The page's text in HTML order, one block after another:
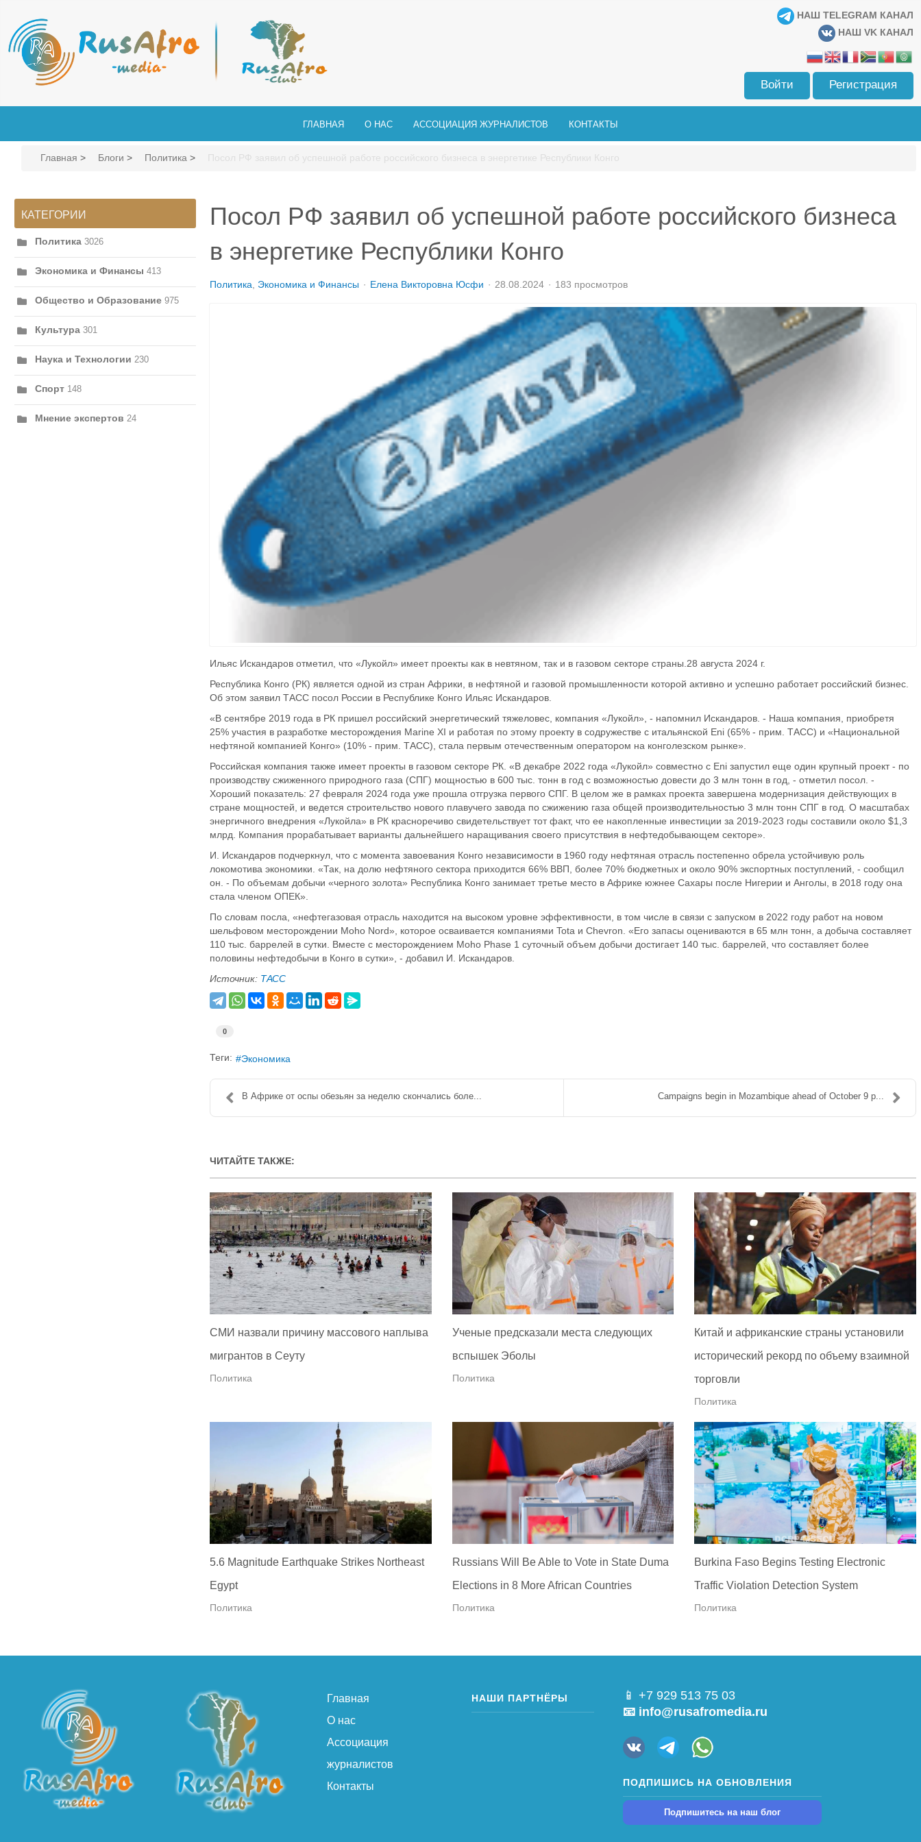
НАШ TELEGRAM КАНАЛ
НАШ VK КАНАЛ
Войти Регистрация
ГЛАВНАЯ О НАС АССОЦИАЦИЯ ЖУРНАЛИСТОВ КОНТАКТЫ
Главная > Блоги > Политика > Посол РФ заявил об успешной работе российского бизнеса в энергетике Республики Конго
КАТЕГОРИИ
Политика 3026
Экономика и Финансы 413
Общество и Образование 975
Культура 301
Наука и Технологии 230
Спорт 148
Мнение экспертов 24
Посол РФ заявил об успешной работе российского бизнеса
в энергетике Республики Конго
Политика Экономика и Финансы Елена Викторовна Юсфи 28.08.2024 183 просмотров
Ильяс Искандаров отметил, что «Лукойл» имеет проекты как в невтяном, так и в газовом секторе страны.28 августа 2024 г.
Республика Конго (РК) является одной из стран Африки, в нефтяной и газовой промышленности которой активно и успешно работает российский бизнес.
Об этом заявил ТАСС посол России в Республике Конго Ильяс Искандаров.
«В сентябре 2019 года в РК пришел российский энергетический тяжеловес, компания «Лукойл», - напомнил Искандаров. - Наша компания, приобретя
25% участия в разработке месторождения Marine XI и работая по этому проекту в содружестве с итальянской Eni (65% - прим. ТАСС) и «Национальной
нефтяной компанией Конго» (10% - прим. ТАСС), стала первым отечественным оператором на конголезском рынке».
Российская компания также имеет проекты в газовом секторе РК. «В декабре 2022 года «Лукойл» совместно с Eni запустил еще один крупный проект - по
производству сжиженного природного газа (СПГ) мощностью в 600 тыс. тонн в год с возможностью довести до 3 млн тонн в год, - отметил посол. -
Хороший показатель: 27 февраля 2024 года уже прошла отгрузка первого СПГ. В целом же в рамках проекта завершена модернизация действующих в
стране мощностей, и ведется строительство нового плавучего завода по сжижению газа общей производительностью 3 млн тонн СПГ в год. О масштабах
энергичного внедрения «Лукойла» в РК красноречиво свидетельствует тот факт, что ее накопленные инвестиции за 2019-2023 годы составили около $1,3
млрд. Компания прорабатывает варианты дальнейшего наращивания своего присутствия в нефтедобывающем секторе».
И. Искандаров подчеркнул, что с момента завоевания Конго независимости в 1960 году нефтяная отрасль постепенно обрела устойчивую роль
локомотива экономики. «Так, на долю нефтяного сектора приходится 66% ВВП, более 70% бюджетных и около 90% экспортных поступлений, - сообщил
он. - По объемам добычи «черного золота» Республика Конго занимает третье место в Африке южнее Сахары после Нигерии и Анголы, в 2018 году она
стала членом ОПЕК».
По словам посла, «нефтегазовая отрасль находится на высоком уровне эффективности, в том числе в связи с запуском в 2022 году работ на новом
шельфовом месторождении Moho Nord», которое осваивается компаниями Tota и Chevron. «Его запасы оцениваются в 65 млн тонн, а добыча составляет
110 тыс. баррелей в сутки. Вместе с месторождением Moho Phase 1 суточный объем добычи достигает 140 тыс. баррелей, что составляет более
половины нефтедобычи в Конго в сутки», - добавил И. Искандаров.
Источник: ТАСС
0
Теги: Экономика
В Африке от оспы обезьян за неделю скончались боле... Campaigns begin in Mozambique ahead of October 9 p...
ЧИТАЙТЕ ТАКЖЕ:
СМИ назвали причину массового наплыва
мигрантов в Сеуту
Политика
Ученые предсказали места следующих
вспышек Эболы
Политика
Китай и африканские страны установили
исторический рекорд по объему взаимной
торговли
Политика
5.6 Magnitude Earthquake Strikes Northeast
Egypt
Политика
Russians Will Be Able to Vote in State Duma
Elections in 8 More African Countries
Политика
Burkina Faso Begins Testing Electronic
Traffic Violation Detection System
Политика
Главная
О нас
Ассоциация
журналистов
Контакты
НАШИ ПАРТНЁРЫ
📱 +7 929 513 75 03
📧 info@rusafromedia.ru
ПОДПИШИСЬ НА ОБНОВЛЕНИЯ
Подпишитесь на наш блог